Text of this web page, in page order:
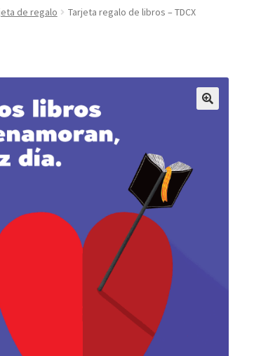
de regalo Tarjeta regalo de libros – TDCX